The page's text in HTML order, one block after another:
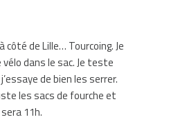
de Lille… Tourcoing. Je
dans le sac. Je teste
de bien les serrer.
les sacs de fourche et
11h.